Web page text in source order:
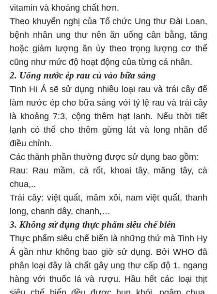
vitamin và khoáng chất hơn.
Theo khuyến nghị của Tổ chức Ung thư Đài Loan,
bệnh nhân ung thư nên ăn uống cân bằng, tăng
hoặc giảm lượng ăn ùy theo trọng lượng cơ thể
cũng như mức độ hoạt động của từng cá nhân.
2. Uống nước ép rau củ vào bữa sáng
Tinh Hi Á sẽ sử dụng nhiều loại rau và trái cây để
làm nước ép cho bữa sáng với tỷ lệ rau và trái cây
là khoảng 7:3, cộng thêm hạt lanh. Nếu thời tiết
lạnh có thể cho thêm gừng lát và long nhãn để
điều chỉnh.
Các thành phần thường được sử dụng bao gồm:
Rau: Rau mầm, cà rốt, khoai tây, măng tây, cà
chua,..
Trái cây: việt quất, mâm xôi, nam việt quất, thanh
long, chanh dây, chanh,…
3. Không sử dụng thực phẩm siêu chế biến
Thực phẩm siêu chế biến là những thứ mà Tinh Hy
Á gần như không bao giờ sử dụng. Bởi WHO đã
phân loại đây là chất gây ung thư cấp độ 1, ngang
hàng với thuốc lá và rượu. Hầu hết các loại thịt